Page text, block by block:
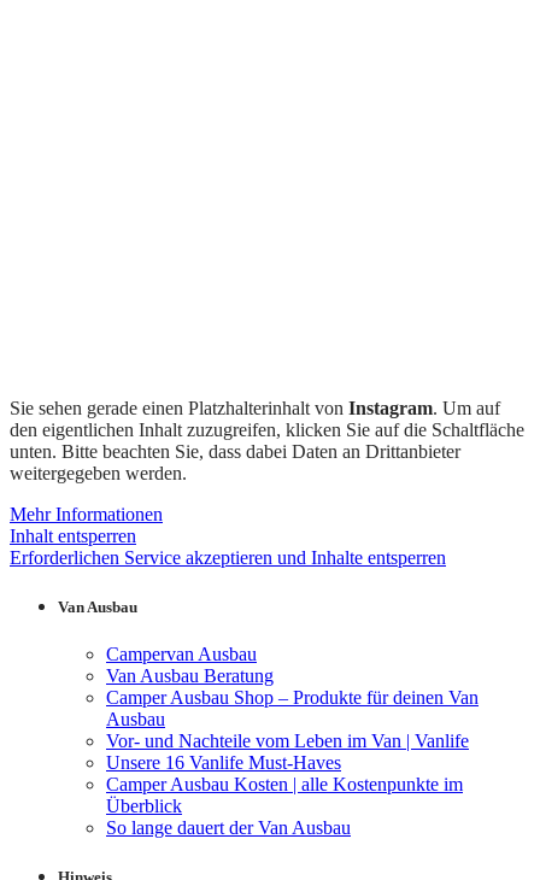
Sie sehen gerade einen Platzhalterinhalt von Instagram. Um auf
den eigentlichen Inhalt zuzugreifen, klicken Sie auf die Schaltfläche
unten. Bitte beachten Sie, dass dabei Daten an Drittanbieter
weitergegeben werden.
Mehr Informationen
Inhalt entsperren
Erforderlichen Service akzeptieren und Inhalte entsperren
Van Ausbau
Campervan Ausbau
Van Ausbau Beratung
Camper Ausbau Shop – Produkte für deinen Van
Ausbau
Vor- und Nachteile vom Leben im Van | Vanlife
Unsere 16 Vanlife Must-Haves
Camper Ausbau Kosten | alle Kostenpunkte im
Überblick
So lange dauert der Van Ausbau